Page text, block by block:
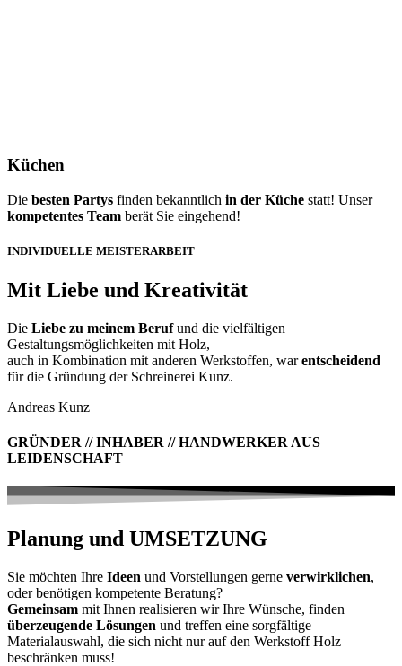
Küchen
Die besten Partys finden bekanntlich in der Küche statt! Unser
kompetentes Team berät Sie eingehend!
INDIVIDUELLE MEISTERARBEIT
Mit Liebe und Kreativität
Die Liebe zu meinem Berufund die vielfältigen
Gestaltungsmöglichkeiten mit Holz,
auch in Kombination mit anderen Werkstoffen, warentscheidend
für die Gründung der Schreinerei Kunz.
Andreas Kunz
GRÜNDER // INHABER // HANDWERKER AUS
LEIDENSCHAFT
Planung und UMSETZUNG
Sie möchten Ihre Ideen und Vorstellungen gerne verwirklichen,
oder benötigen kompetente Beratung?
Gemeinsam mit Ihnen realisieren wir Ihre Wünsche, finden
überzeugende Lösungen und treffen eine sorgfältige
Materialauswahl, die sich nicht nur auf den Werkstoff Holz
beschränken muss!